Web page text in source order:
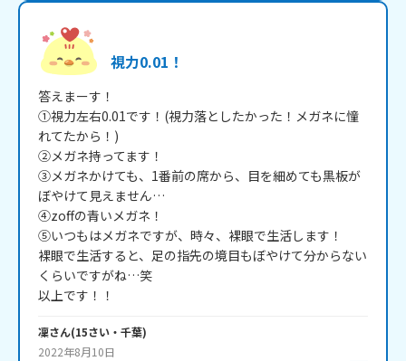
視力0.01！
答えまーす！
①視力左右0.01です！(視力落としたかった！メガネに憧
れてたから！)
②メガネ持ってます！
③メガネかけても、1番前の席から、目を細めても黒板が
ぼやけて見えません…
④zoffの青いメガネ！
⑤いつもはメガネですが、時々、裸眼で生活します！
裸眼で生活すると、足の指先の境目もぼやけて分からない
くらいですがね…笑
以上です！！
凜さん(15さい・ 千葉)
2022年8月10日